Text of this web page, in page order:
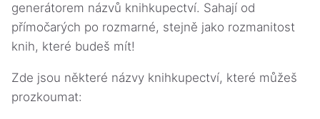
generátorem názvů knihkupectví. Sahají od
přímočarých po rozmarné, stejně jako rozmanitost
knih, které budeš mít!
Zde jsou některé názvy knihkupectví, které můžeš
prozkoumat: